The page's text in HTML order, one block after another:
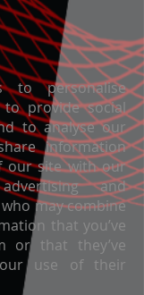
to personalise
provide social
to analyse our
information
our site with our
and
may combine
that you’ve
or that they’ve
use of their